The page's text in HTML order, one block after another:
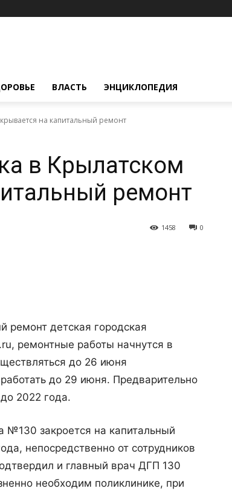
ВЛАСТЬ ЭНЦИКЛОПЕДИЯ
на капитальный ремонт
в Крылатском
ремонт
0
1458
ремонт детская городская
ремонтные работы начнутся в
до 26 июня
до 29 июня. Предварительно
2022 года.
№130 закроется на капитальный
непосредственно от сотрудников
и главный врач ДГП 130
необходим поликлинике, при